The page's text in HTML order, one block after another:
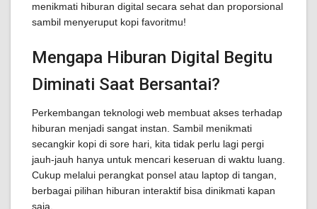
menikmati hiburan digital secara sehat dan proporsional
sambil menyeruput kopi favoritmu!
Mengapa Hiburan Digital Begitu
Diminati Saat Bersantai?
Perkembangan teknologi web membuat akses terhadap
hiburan menjadi sangat instan. Sambil menikmati
secangkir kopi di sore hari, kita tidak perlu lagi pergi
jauh-jauh hanya untuk mencari keseruan di waktu luang.
Cukup melalui perangkat ponsel atau laptop di tangan,
berbagai pilihan hiburan interaktif bisa dinikmati kapan
saja.